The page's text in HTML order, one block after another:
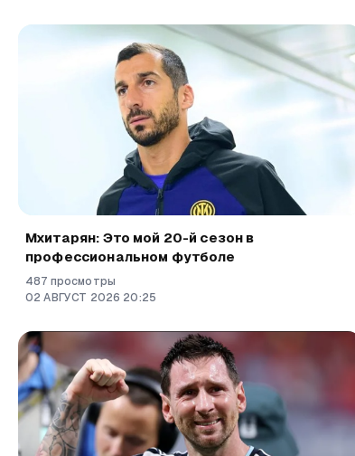
Мхитарян: Это мой 20-й сезон в
профессиональном футболе
487 просмотры
02 АВГУСТ 2026 20:25